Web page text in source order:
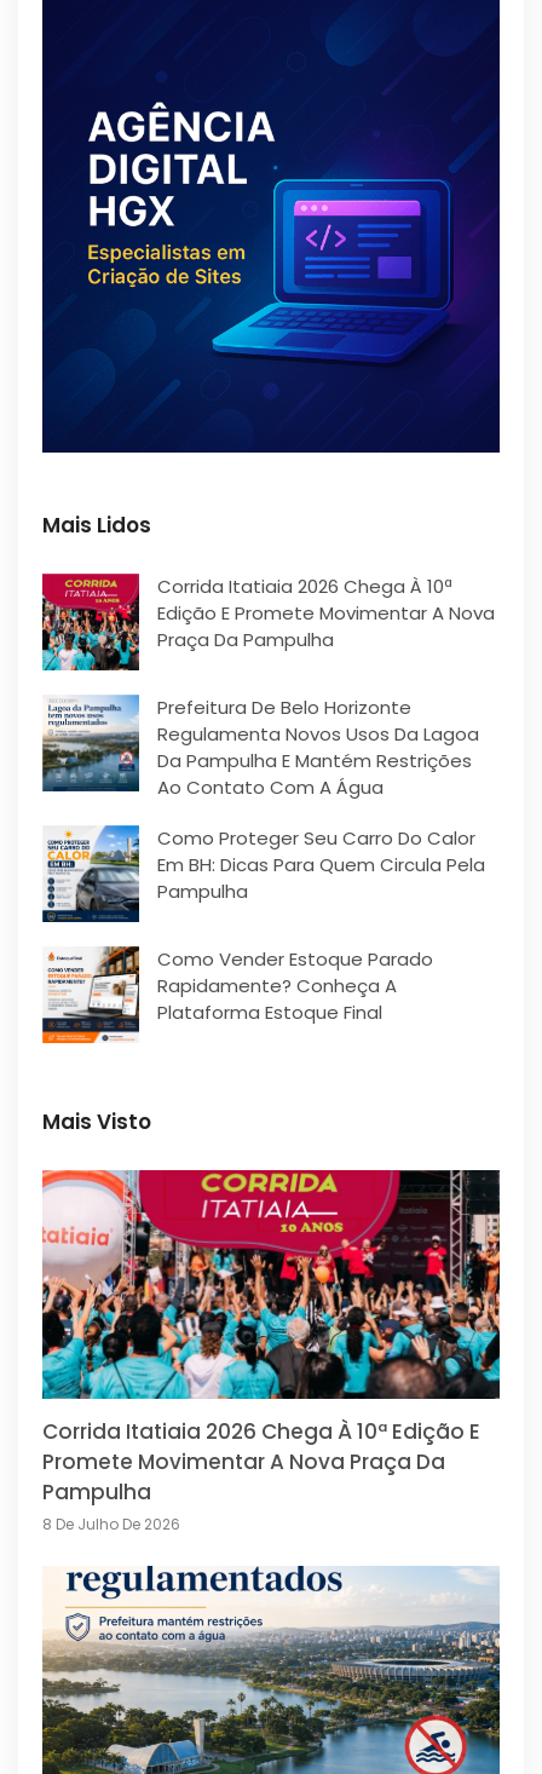
Mais Lidos
Corrida Itatiaia 2026 Chega À 10ª
Edição E Promete Movimentar A Nova
Praça Da Pampulha
Prefeitura De Belo Horizonte
Regulamenta Novos Usos Da Lagoa
Da Pampulha E Mantém Restrições
Ao Contato Com A Água
Como Proteger Seu Carro Do Calor
Em BH: Dicas Para Quem Circula Pela
Pampulha
Como Vender Estoque Parado
Rapidamente? Conheça A
Plataforma Estoque Final
Mais Visto
Corrida Itatiaia 2026 Chega À 10ª Edição E
Promete Movimentar A Nova Praça Da
Pampulha
8 De Julho De 2026